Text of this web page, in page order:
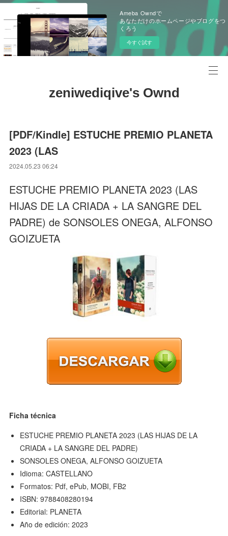
Ameba Owndで
あなただけのホームページやブログをつ
くろう
今すぐ試す
zeniwediqive's Ownd
[PDF/Kindle] ESTUCHE PREMIO PLANETA
2023 (LAS
2024.05.23 06:24
ESTUCHE PREMIO PLANETA 2023 (LAS
HIJAS DE LA CRIADA + LA SANGRE DEL
PADRE) de SONSOLES ONEGA, ALFONSO
GOIZUETA
Ficha técnica
ESTUCHE PREMIO PLANETA 2023 (LAS HIJAS DE LA
CRIADA + LA SANGRE DEL PADRE)
SONSOLES ONEGA, ALFONSO GOIZUETA
Idioma: CASTELLANO
Formatos: Pdf, ePub, MOBI, FB2
ISBN: 9788408280194
Editorial: PLANETA
Año de edición: 2023